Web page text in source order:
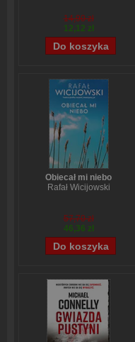
14,90 zł
12,12 zł
Obiecał mi niebo
Rafał Wicijowski
57,70 zł
46,36 zł